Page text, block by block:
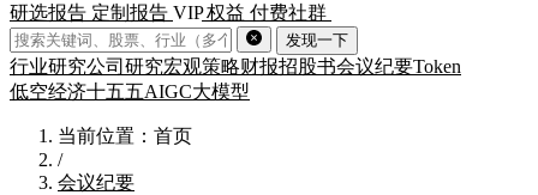
研选报告 定制报告 VIP权益 付费社群
发现一下
行业研究公司研究宏观策略财报招股书会议纪要Token
低空经济十五五AIGC大模型
当前位置：首页
/
会议纪要